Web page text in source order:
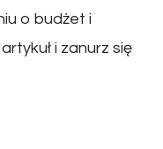
o budżet i
i zanurz się